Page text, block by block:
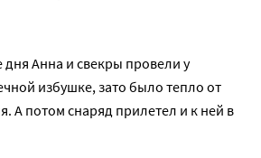
Анна и свекры провели у
избушке, зато было тепло от
А потом снаряд прилетел и к ней в